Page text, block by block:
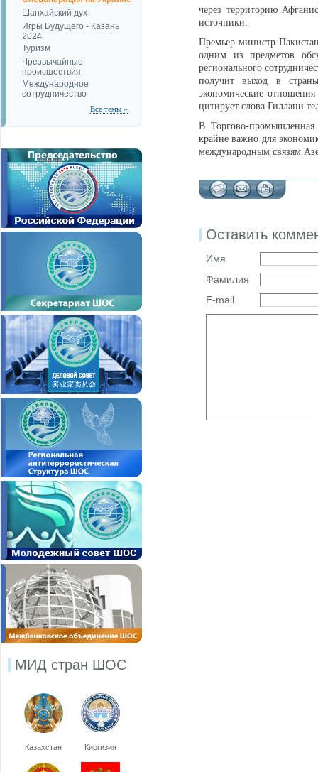
Шанхайский дух
Игры Будущего - Казань
2024
Туризм
Чрезвычайные
происшествия
Международное
сотрудничество
Все темы »
МИД стран ШОС
Казахстан Киргизия
через территорию
источники.
Премьер-министр
одним из предметов
регионального
получит выход в
экономические
цитирует слова Гиллани
В Торгово-промышленная
крайне важно для
международным связям
Оставить
Имя
Фамилия
E-mail